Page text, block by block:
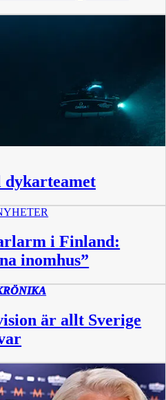
i Finland:
inomhus”
är allt Sverige